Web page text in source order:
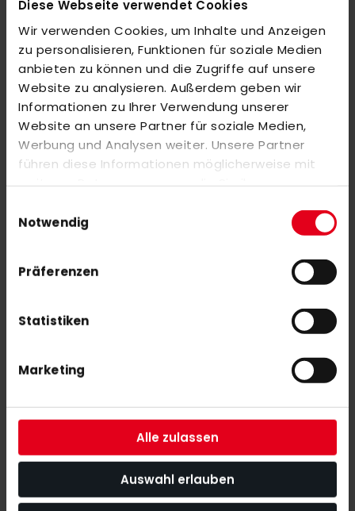
Diese Webseite verwendet Cookies
Wir verwenden Cookies, um Inhalte und Anzeigen
zu personalisieren, Funktionen für soziale Medien
anbieten zu können und die Zugriffe auf unsere
Website zu analysieren. Außerdem geben wir
Informationen zu Ihrer Verwendung unserer
Website an unsere Partner für soziale Medien,
Werbung und Analysen weiter. Unsere Partner
führen diese Informationen möglicherweise mit
weiteren Daten zusammen, die Sie ihnen
Nutzung der Dienste gesammelt haben.
Notwendig
Präferenzen
Statistiken
Marketing
Alle zulassen
Auswahl erlauben
MEHR INFORMATIONEN
BEWERTUNGEN
ÄHNLICHE PRODUKTE
Markieren Sie die Artikel, um Sie dem Warenkorb hinzuzufügen
oderAlle auswählen
was News, Tipps und Rabattaktionen rund um unseren Shop